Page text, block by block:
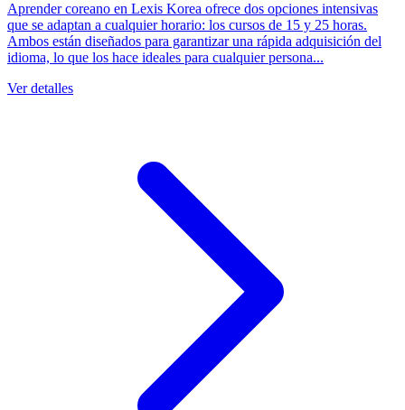
Aprender coreano en Lexis Korea ofrece dos opciones intensivas
que se adaptan a cualquier horario: los cursos de 15 y 25 horas.
Ambos están diseñados para garantizar una rápida adquisición del
idioma, lo que los hace ideales para cualquier persona...
Ver detalles